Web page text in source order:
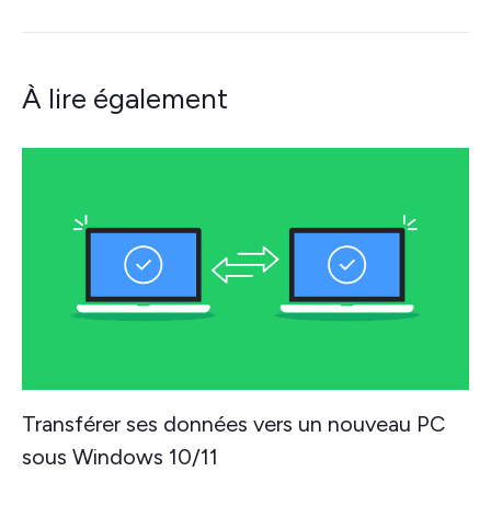
À lire également
Transférer ses données vers un nouveau PC
sous Windows 10/11